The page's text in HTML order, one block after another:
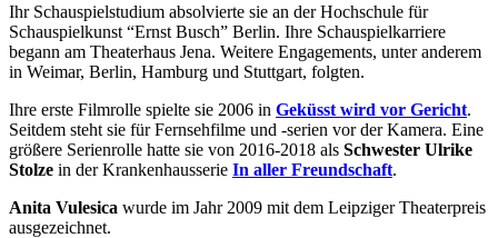
Ihr Schauspielstudium absolvierte sie an der Hochschule für
Schauspielkunst “Ernst Busch” Berlin. Ihre Schauspielkarriere
begann am Theaterhaus Jena. Weitere Engagements, unter anderem
in Weimar, Berlin, Hamburg und Stuttgart, folgten.
Ihre erste Filmrolle spielte sie 2006 in Geküsst wird vor Gericht.
Seitdem steht sie für Fernsehfilme und -serien vor der Kamera. Eine
größere Serienrolle hatte sie von 2016-2018 als Schwester Ulrike
Stolze in der Krankenhausserie In aller Freundschaft.
Anita Vulesica wurde im Jahr 2009 mit dem Leipziger Theaterpreis
ausgezeichnet.